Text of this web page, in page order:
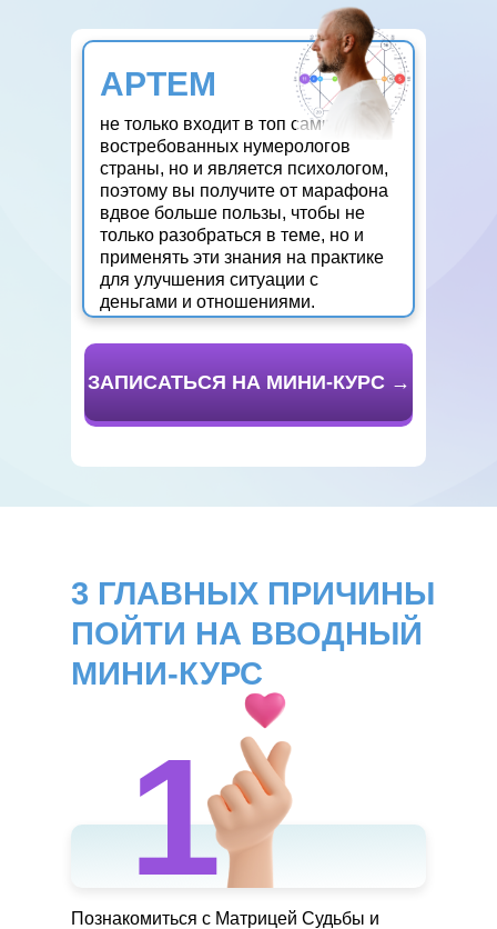
АРТЕМ
не только входит в топ самых
востребованных нумерологов
страны, но и является психологом,
поэтому вы получите от марафона
вдвое больше пользы, чтобы не
только разобраться в теме, но и
применять эти знания на практике
для улучшения ситуации с
деньгами и отношениями.
ЗАРЕГИСТРИРОВАТЬСЯ
ЗАПИСАТЬСЯ НА МИНИ-КУРС →
3 ГЛАВНЫХ ПРИЧИНЫ
ПОЙТИ НА ВВОДНЫЙ
МИНИ-КУРС
Познакомиться с Матрицей Судьбы и
1